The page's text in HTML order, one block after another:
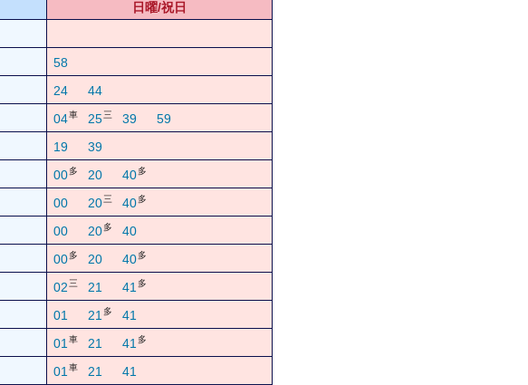
日曜/祝日
58
24
44
04車 25三 39
59
19
39
00多 20 40多
00 20三 40多
00 20多
40
00多 20 40多
02 三 21 41 多
01 21 多
41
01 車 21 41 多
01 車 21
41